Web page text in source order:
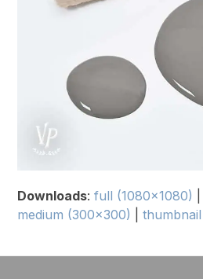
Downloads:full (1080x1080)
medium (300x300)
|